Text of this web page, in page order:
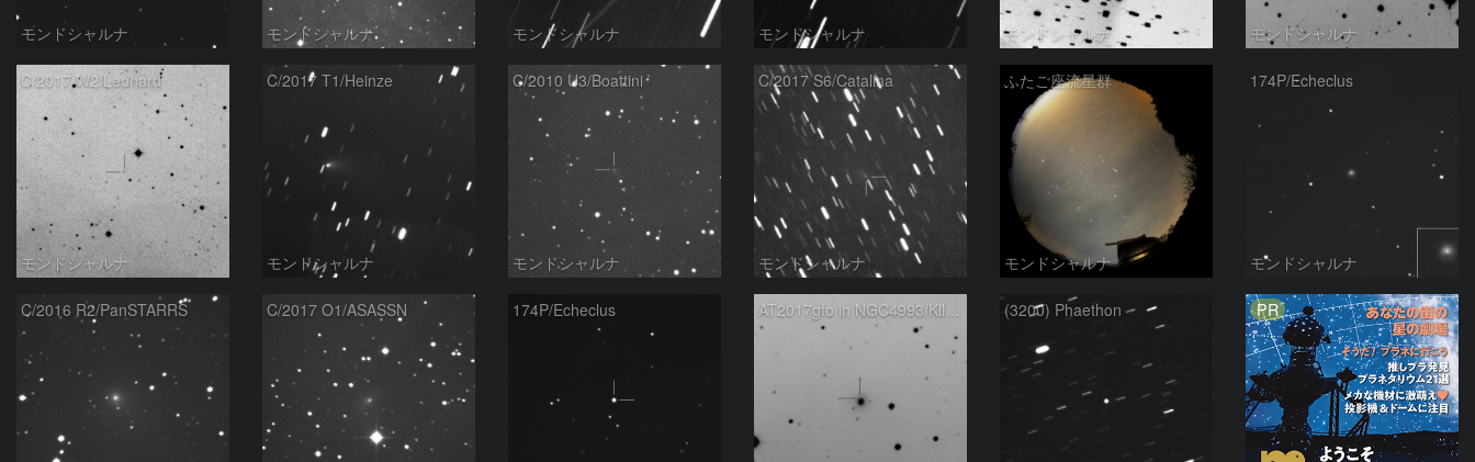
モンドシャルナ モンドシャルナ モンドシャルナ モンドシャルナ モンドシャルナ モンドシャルナ
C/2017 W2/Leonard
モンドシャルナ
C/2017 T1/Heinze
モンドシャルナ
C/2010 U3/Boattini
モンドシャルナ
C/2017 S6/Catalina
モンドシャルナ
ふたご座流星群
モンドシャルナ
174P/Echeclus
モンドシャルナ
C/2016 R2/PanSTARRS C/2017 O1/ASASSN 174P/Echeclus AT2017gfo in NGC4993/Kilonova (3200) Phaethon PR